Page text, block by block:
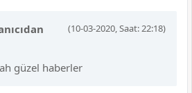
(10-03-2020, Saat: 22:18)
güzel haberler